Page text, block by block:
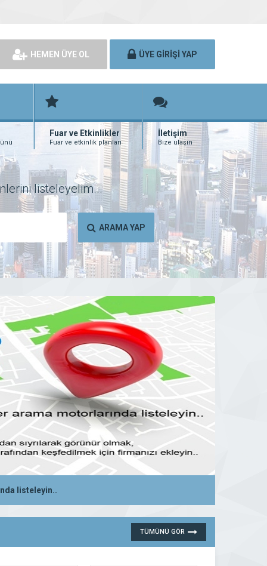
HEMEN ÜYE OL ÜYE GİRİŞİ YAP
Fuar ve Etkinlikler
Fuar ve etkinlik planları
İletişim
Bize ulaşın
listeleyelim...
ARAMA YAP
listeleyin..
TÜMÜNÜ GÖR